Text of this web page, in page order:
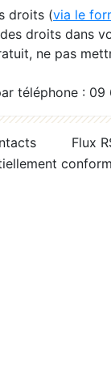
droits (via le
droits dans
ne pas
téléphone :
Flux